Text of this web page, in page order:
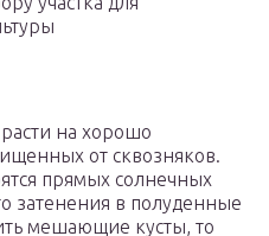
на хорошо
от сквозняков.
прямых солнечных
затенения в полуденные
мешающие кусты, то